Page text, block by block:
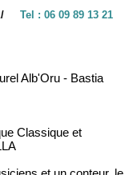
Tel : 06 09 89 13 21
Alb'Oru - Bastia
Classique et